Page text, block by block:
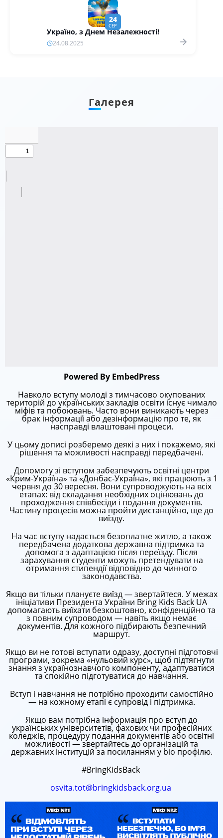
24
СЕР
Україно, з Днем Незалежності!
24.08.2025
Галерея
Powered By EmbedPress
Навколо вступу молоді з тимчасово окупованих
територій до українських закладів освіти існує чимало
міфів та побоювань. Часто вони виникають через
брак інформації або дезінформацію про те, як
насправді влаштовані процеси.
У цьому дописі розберемо деякі з них і покажемо, які
рішення та можливості насправді передбачені.
Допомогу зі вступом забезпечують освітні центри
«Крим-Україна» та «Донбас-Україна», які працюють з 1
червня до 30 вересня. Вони супроводжують на всіх
етапах: від складання необхідних оцінювань до
проходження співбесіди і подання документів.
Частину процесів можна пройти дистанційно, ще до
виїзду.
На час вступу надається безоплатне житло, а також
передбачена додаткова державна підтримка та
допомога з адаптацією після переїзду. Після
зарахування студенти можуть претендувати на
отримання стипендії відповідно до чинного
законодавства.
Якщо ви тільки плануєте виїзд — звертайтеся. У межах
ініціативи Президента України Bring Kids Back UA
допомагають виїхати безкоштовно, конфіденційно та
з повним супроводом — навіть якщо немає
документів. Для кожного підбирають безпечний
маршрут.
Якщо ви не готові вступати одразу, доступні підготовчі
програми, зокрема «нульовий курс», щоб підтягнути
знання з українознавчого компоненту, адаптуватися
та спокійно підготуватися до навчання.
Вступ і навчання не потрібно проходити самостійно
— на кожному етапі є супровід і підтримка.
Якщо вам потрібна інформація про вступ до
українських університетів, фахових чи професійних
коледжів, процедуру подання документів або освітні
можливості — звертайтесь до організацій та
державних інституцій за посиланням у bio профілю.
#BringKidsBack
osvita.tot@bringkidsback.org.ua